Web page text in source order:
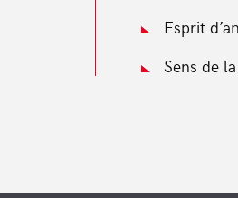
Esprit
Sens de